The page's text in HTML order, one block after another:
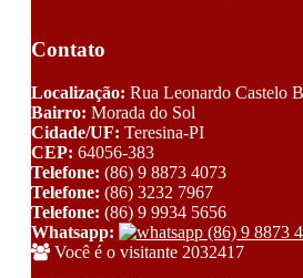
Contato
Localização: Rua Leonardo Castelo
Bairro: Morada do Sol
Cidade/UF: Teresina-PI
CEP: 64056-383
Telefone: (86) 9 8873 4073
Telefone: (86) 3232 7967
Telefone: (86) 9 9934 5656
Whatsapp:
(86) 9 8873
Você é o visitante 2032417